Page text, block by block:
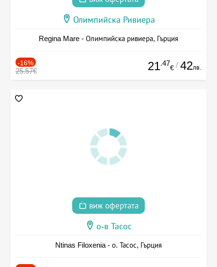
Олимпийска Ривиера
Regina Mare - Олимпийска ривиера, Гърция
-16%
25.57€ 21.47
€ / 42лв.
виж офертата
о-в Тасос
Ntinas Filoxenia - о. Тасос, Гърция